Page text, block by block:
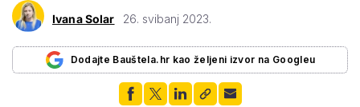
Ivana Solar 26. svibanj 2023.
Dodajte Bauštela.hr kao željeni izvor na Googleu